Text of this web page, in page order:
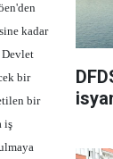
kadar
Devlet
bir
bir
iş